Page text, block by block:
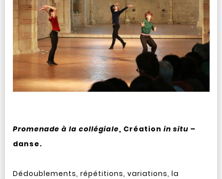
Promenade à la collégiale, Création in situ–
danse.
Dédoublements, répétitions, variations, la